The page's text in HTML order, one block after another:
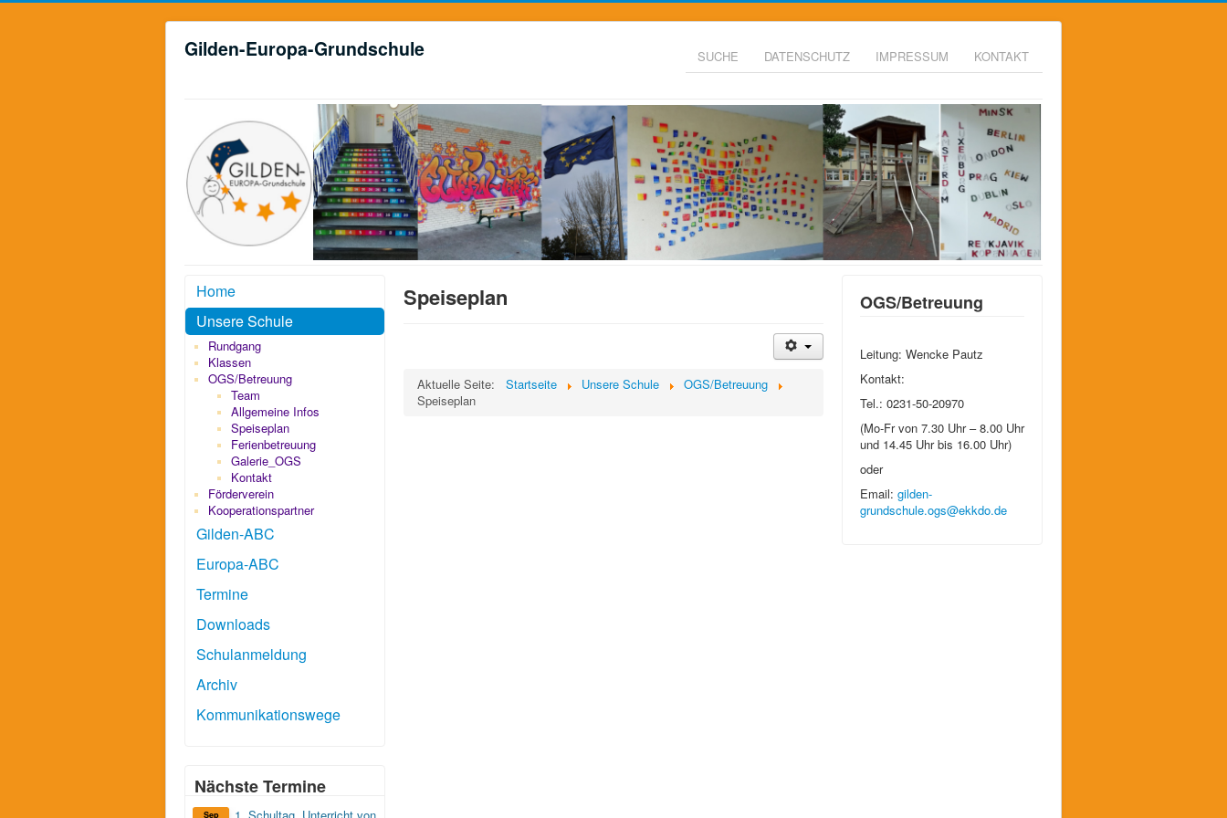
Gilden-Europa-Grundschule SUCHE DATENSCHUTZ IMPRESSUM KONTAKT
Home
Unsere Schule
Rundgang
Klassen
OGS/Betreuung
Team
Allgemeine Infos
Speiseplan
Ferienbetreuung
Galerie_OGS
Kontakt
Förderverein
Kooperationspartner
Gilden-ABC
Europa-ABC
Termine
Downloads
Schulanmeldung
Archiv
Kommunikationswege
Nächste Termine
Sep
Speiseplan
Aktuelle Seite: Startseite Unsere Schule
OGS/Betreuung
Speiseplan
OGS/Betreuung
Leitung: Wencke Pautz
Kontakt:
Tel.: 0231-50-20970
(Mo-Fr von 7.30 Uhr – 8.00 Uhr
und 14.45 Uhr bis 16.00 Uhr)
oder
Email: gilden-
grundschule.ogs@ekkdo.de